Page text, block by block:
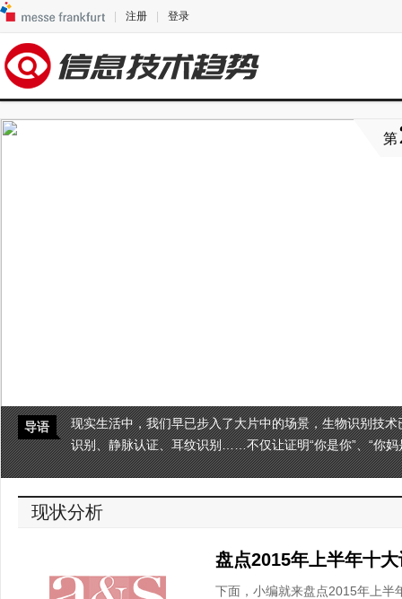
注册 登录
第
导语
现实生活中，我们早已步入了大片中的场景，生物识别技
识别、静脉认证、耳纹识别……不仅让证明“你是你”、“你
现状分析
盘点2015年上半年十
下面，小编就来盘点2015年上半